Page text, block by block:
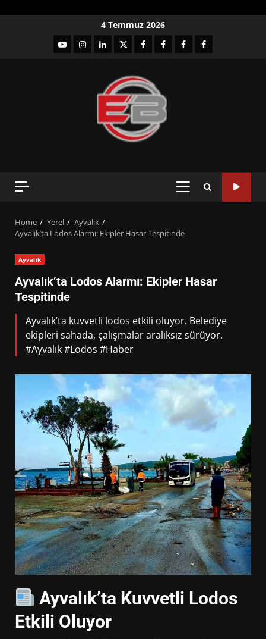
4 Temmuz 2026
YouTubeInstagram
LinkedIntwitterfacebook-Facebook-
Facebook-Facebook-
PRIMARY
Home Yerel
Ayvalık
Ayvalık’ta Lodos Alarmı: Ekipler Hasar Tespitinde
Ayvalık
Ayvalık’ta Lodos Alarmı: Ekipler Hasar
Tespitinde
Ayvalık’ta kuvvetli lodos etkili oluyor. Belediye
ekipleri sahada, çalışmalar aralıksız sürüyor.
#Ayvalık #Lodos #Haber
Ayvalık’ta Kuvvetli Lodos
Etkili Oluyor